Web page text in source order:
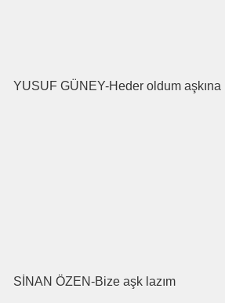
YUSUF GÜNEY-Heder oldum aşkına
SİNAN ÖZEN-Bize aşk lazım